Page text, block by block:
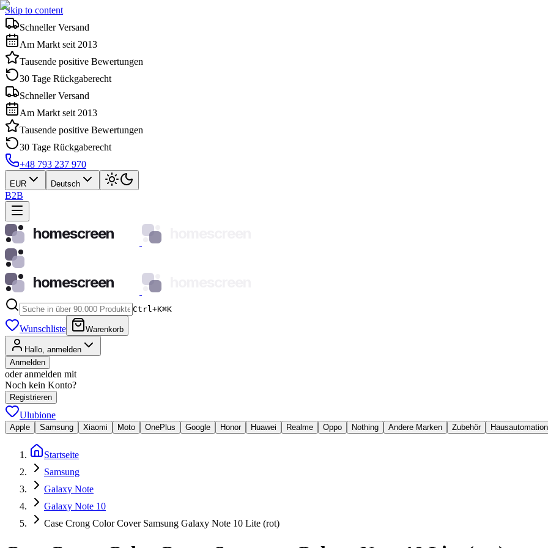
Skip to content
Schneller Versand
Am Markt seit 2013
Tausende positive Bewertungen
30 Tage Rückgaberecht
Schneller Versand
Am Markt seit 2013
Tausende positive Bewertungen
30 Tage Rückgaberecht
+48 793 237 970
EUR Deutsch
B2B
homescreen
homescreen
Ctrl+K⌘K
Wunschliste Warenkorb
Hallo, anmelden
Anmelden
oder anmelden mit
Noch kein Konto?
Registrieren
Ulubione
Apple Samsung Xiaomi Moto OnePlus Google Honor Huawei Realme Oppo Nothing Andere Marken Zubehör Hausautomation
Startseite
Samsung
Galaxy Note
Galaxy Note 10
Case Crong Color Cover Samsung Galaxy Note 10 Lite (rot)